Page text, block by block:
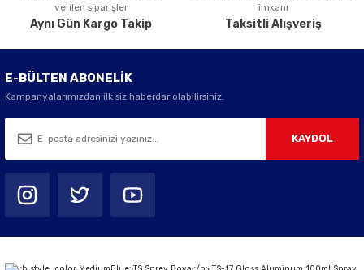
verilen siparişler
Aynı Gün Kargo Takip
imkanı
Taksitli Alışveriş
E-BÜLTEN ABONELİK
Kampanyalarımızdan ilk siz haberdar olabilirsiniz.
KAYDOL